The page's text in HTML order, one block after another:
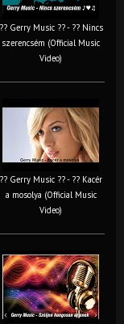
?? Gerry Music ?? - ?? Nincs
szerencsém (Official Music
Video)
?? Gerry Music ?? - ?? Kacér
a mosolya (Official Music
Video)